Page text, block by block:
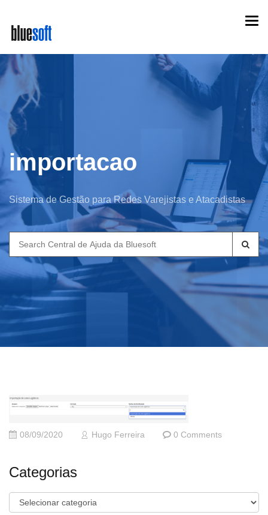
main
content
importacao
Sistema de Gestão para Redes Varejistas e Atacadistas
Search
for:
08/09/2020 Hugo Ferreira 0 Comments
Categorias
Categorias